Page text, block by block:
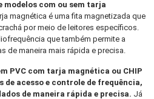
modelos com ou sem tarja
magnética é uma fita magnetizada que
por meio de leitores específicos.
que também permite a
de maneira mais rápida e precisa.
PVC com tarja magnética ou CHIP
de acesso e controle de frequência,
de maneira rápida e precisa. Já